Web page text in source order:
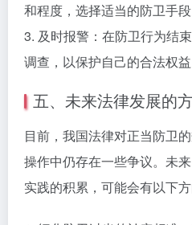
和程度，选择适当的防卫手段
3. 及时报警：在防卫行为结
调查，以保护自己的合法权益
五、未来法律发展的
目前，我国法律对正当防卫
操作中仍存在一些争议。未
实践的积累，可能会有以下方